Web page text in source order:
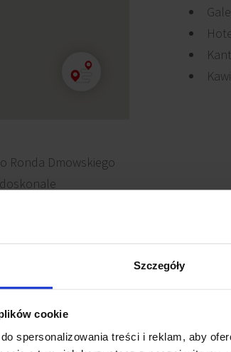
Szczegóły
cookie
spersonalizowania treści i reklam, aby
Ronda Dmowskiego
do komunikacji
i autobusowe.
Dworzec
restauracji i sklepów.